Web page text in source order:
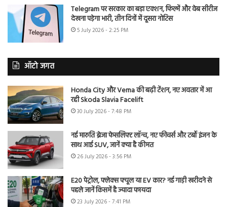
Telegram पर सरकार का बड़ा एक्शन, फिल्में और वेब सीरीज
देखना पड़ेगा भारी, तीन दिनों में दूसरा नोटिस
5 July 2026 - 2:25 PM
ऑटो जगत
Honda City और Verna की बढ़ी टेंशन, नए अवतार में आ
रही Skoda Slavia Facelift
30 July 2026 - 7:48 PM
नई मारुति ब्रेजा फेसलिफ्ट लॉन्च, नए फीचर्स और टर्बो इंजन के
साथ आई SUV, जानें क्या है कीमत
26 July 2026 - 3:56 PM
E20 पेट्रोल, फ्लेक्स फ्यूल या EV कार? नई गाड़ी खरीदने से
पहले जानें किसमें है ज्यादा फायदा
23 July 2026 - 7:41 PM